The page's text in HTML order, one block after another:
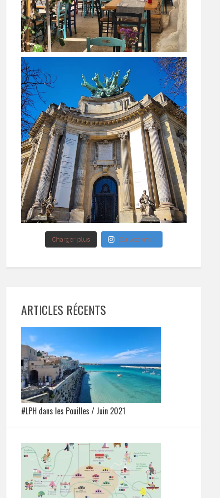
Charger plus Suivez-moi !
ARTICLES RÉCENTS
#LPH dans les Pouilles / Juin 2021